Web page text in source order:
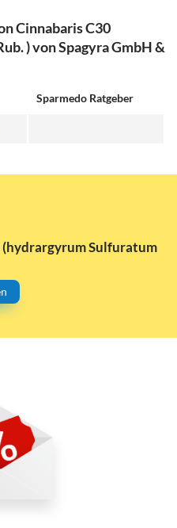
Cinnabaris C30
) von Spagyra GmbH &
Sparmedo Ratgeber
(hydrargyrum Sulfuratum